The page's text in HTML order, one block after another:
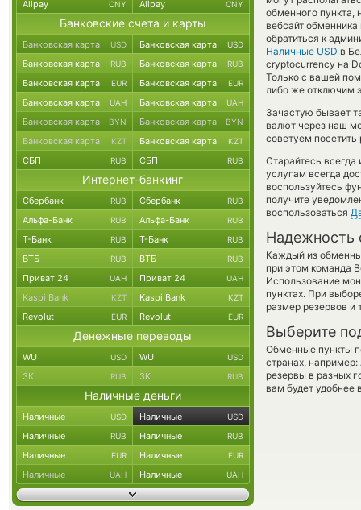
обменного пункта,
вебсайт
обратиться к
Наличные USD в
cryptocurrency на
Только с вашей
либо же отключим
Зачастую бывает
валют через наш
советуем посетить
Старайтесь всегда
услугам всегда
воспользуйтесь
получите
воспользоваться
Надежность
Каждый из
при этом команда
Использование
пунктах. При
размер резервов и
Выберите
Обменные пункты
странах, например:
резервы в разных
вам будет удобнее
Alipay CNY Alipay CNY
Банковские счета и карты
Банковская карта USD Банковская карта USD
Банковская карта RUB Банковская карта RUB
Банковская карта EUR Банковская карта EUR
Банковская карта UAH Банковская карта UAH
Банковская карта BYN Банковская карта BYN
Банковская карта KZT Банковская карта KZT
СБП RUB СБП RUB
Интернет-банкинг
Сбербанк RUB Сбербанк RUB
Альфа-Банк RUB Альфа-Банк RUB
Т-Банк RUB Т-Банк RUB
ВТБ RUB ВТБ RUB
Приват 24 UAH Приват 24 UAH
Kaspi Bank KZT Kaspi Bank KZT
Revolut EUR Revolut EUR
Денежные переводы
WU USD WU USD
ЗК RUB ЗК RUB
Наличные деньги
Наличные USD Наличные USD
Наличные RUB Наличные RUB
Наличные EUR Наличные EUR
Наличные UAH Наличные UAH